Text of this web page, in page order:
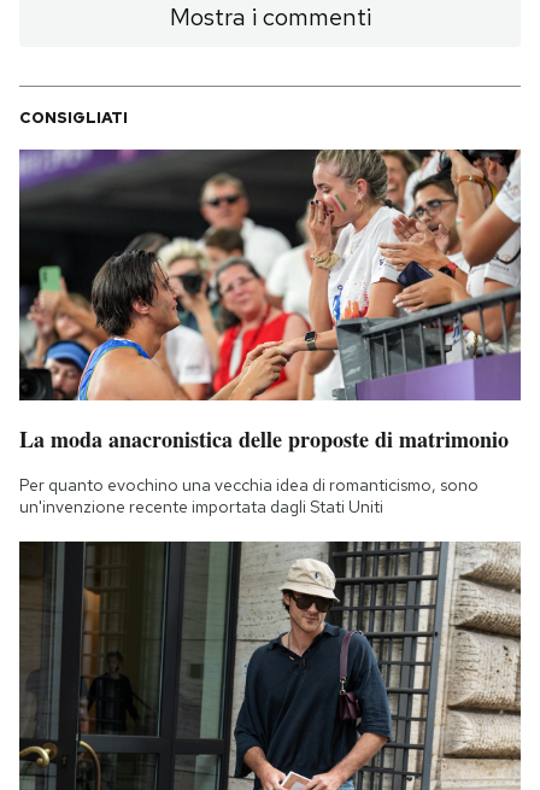
Mostra i commenti
CONSIGLIATI
La moda anacronistica delle proposte di matrimonio
Per quanto evochino una vecchia idea di romanticismo, sono
un'invenzione recente importata dagli Stati Uniti